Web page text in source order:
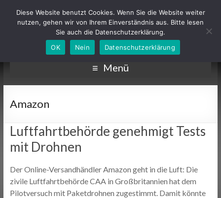
Menü
Amazon
Luftfahrtbehörde genehmigt Tests
mit Drohnen
Der Online-Versandhändler Amazon geht in die Luft: Die
zivile Luftfahrtbehörde CAA in Großbritannien hat dem
Pilotversuch mit Paketdrohnen zugestimmt. Damit könnte
Diese Website benutzt Cookies. Wenn Sie die Website weiter
nutzen, gehen wir von Ihrem Einverständnis aus. Bitte lesen
Sie auch die Datenschutzerklärung.
OK
Nein Datenschutzerklärung